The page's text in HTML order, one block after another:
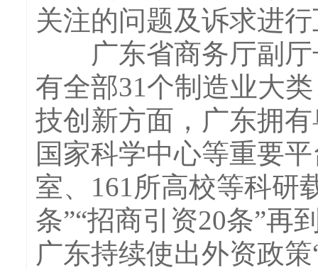
关注的问题及诉求进
广东省商务厅副厅
有全部31个制造业大
技创新方面，广东拥
国家科学中心等重要
室、161所高校等科研
条”“招商引资20条”再
广东持续使出外资政